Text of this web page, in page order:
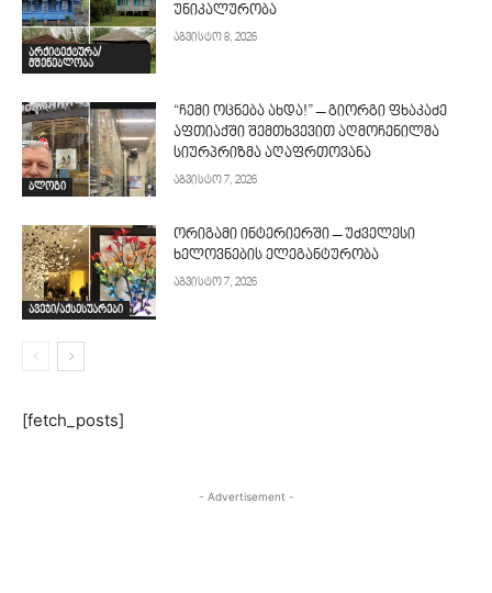
არქიტექტურა/
მშენებლობა
უნიკალურობა
აგვისტო 8, 2026
ბლოგი
“ჩემი ოცნება ახდა!” – გიორგი ფხაკაძე
აფთიაქში შემთხვევით აღმოჩენილმა
სიურპრიზმა აღაფრთოვანა
აგვისტო 7, 2026
ავეჯი/აქსესუარები
ორიგამი ინტერიერში – უძველესი
ხელოვნების ელეგანტურობა
აგვისტო 7, 2026
[fetch_posts]
- Advertisement -